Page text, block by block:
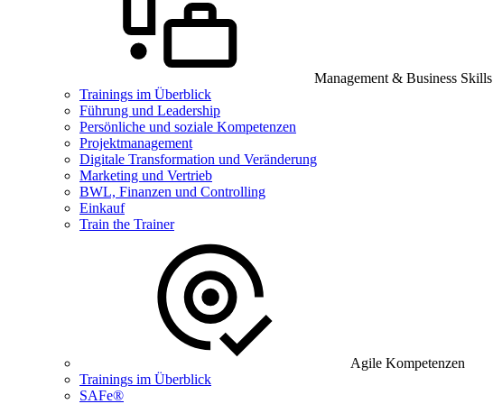
Management & Business Skills
Trainings im Überblick
Führung und Leadership
Persönliche und soziale Kompetenzen
Projektmanagement
Digitale Transformation und Veränderung
Marketing und Vertrieb
BWL, Finanzen und Controlling
Einkauf
Train the Trainer
Agile Kompetenzen
Trainings im Überblick
SAFe®